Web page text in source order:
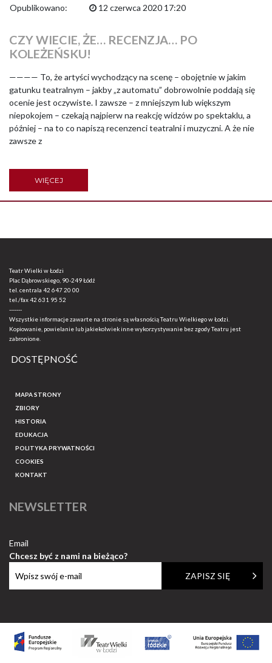
Opublikowano: 12 czerwca 2020 17:20
CZY WIECIE, ŻE… RECENZJA… PO
KOLEŻEŃSKU!
———— To, że artyści wychodzący na scenę – obojętnie w jakim
gatunku teatralnym – jakby „z automatu” dobrowolnie poddają się
ocenie jest oczywiste. I zawsze – z mniejszym lub większym
niepokojem – czekają najpierw na reakcję widzów po spektaklu, a
później – na to co napiszą recenzenci teatralni i muzyczni. A że nie
zawsze z
WIĘCEJ
Teatr Wielki w Łodzi
Plac Dąbrowskiego, 90-249 Łódź
tel. centrala 42 647 20 00
tel./fax42 631 95 52
-------
Wszystkie informacje zawarte na stronie są własnością Teatru Wielkiego w Łodzi.
Kopiowanie, powielanie lub jakiekolwiek inne wykorzystywanie bez zgody Teatru jest
zabronione.
DOSTĘPNOŚĆ
MAPA STRONY
ZBIORY
HISTORIA
EDUKACJA
POLITYKA PRYWATNOŚCI
COOKIES
KONTAKT
NEWSLETTER
Email
Chcesz być z nami na bieżąco?